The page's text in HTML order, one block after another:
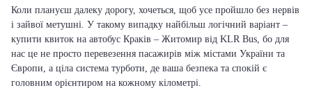
Коли плануєш далеку дорогу, хочеться, щоб усе пройшло без нервів
і зайвої метушні. У такому випадку найбільш логічний варіант –
купити квиток на автобус Краків – Житомир від KLR Bus, бо для
нас це не просто перевезення пасажирів між містами України та
Європи, а ціла система турботи, де ваша безпека та спокій є
головним орієнтиром на кожному кілометрі.